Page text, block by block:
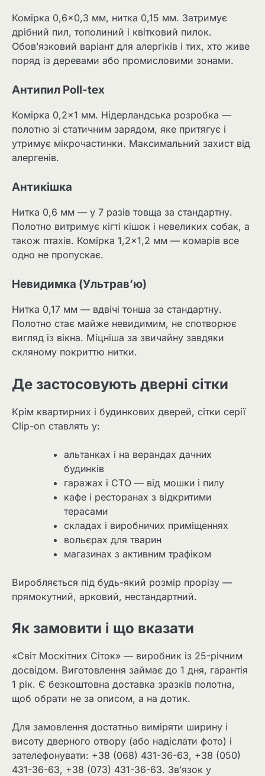
Комірка 0,6×0,3 мм, нитка 0,15 мм. Затримує
дрібний пил, тополиний і квітковий пилок.
Обов’язковий варіант для алергіків і тих, хто живе
поряд із деревами або промисловими зонами.
Антипил Poll-tex
Комірка 0,2×1 мм. Нідерландська розробка —
полотно зі статичним зарядом, яке притягує і
утримує мікрочастинки. Максимальний захист від
алергенів.
Антикішка
Нитка 0,6 мм — у 7 разів товща за стандартну.
Полотно витримує кігті кішок і невеликих собак, а
також птахів. Комірка 1,2×1,2 мм — комарів все
одно не пропускає.
Невидимка (Ультрав’ю)
Нитка 0,17 мм — вдвічі тонша за стандартну.
Полотно стає майже невидимим, не спотворює
вигляд із вікна. Міцніша за звичайну завдяки
скляному покриттю нитки.
Де застосовують дверні сітки
Крім квартирних і будинкових дверей, сітки серії
Clip-on ставлять у:
альтанках і на верандах дачних
будинків
гаражах і СТО — від мошки і пилу
кафе і ресторанах з відкритими
терасами
складах і виробничих приміщеннях
вольєрах для тварин
магазинах з активним трафіком
Виробляється під будь-який розмір прорізу —
прямокутний, арковий, нестандартний.
Як замовити і що вказати
«Світ Москітних Сіток» — виробник із 25-річним
досвідом. Виготовлення займає до 1 дня, гарантія
1 рік. Є безкоштовна доставка зразків полотна,
щоб обрати не за описом, а на дотик.
Для замовлення достатньо виміряти ширину і
висоту дверного отвору (або надіслати фото) і
зателефонувати: +38 (068) 431-36-63, +38 (050)
431-36-63, +38 (073) 431-36-63. Зв’язок у